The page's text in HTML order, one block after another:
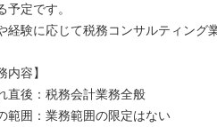
予定です。
経験に応じて税務コンサルティング
内容】
直後：税務会計業務全般
範囲：業務範囲の限定はない